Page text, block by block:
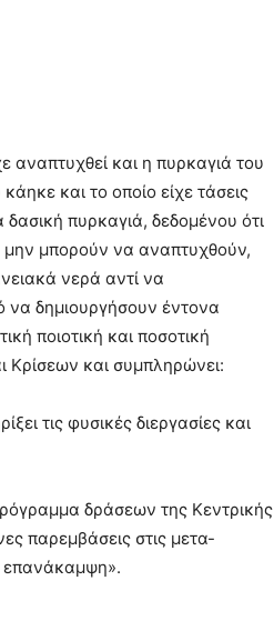
αναπτυχθεί και η πυρκαγιά του
και το οποίο είχε τάσεις
πυρκαγιά, δεδομένου ότι
μην μπορούν να αναπτυχθούν,
νερά αντί να
να δημιουργήσουν έντονα
ποιοτική και ποσοτική
Κρίσεων και συμπληρώνει:
τις φυσικές διεργασίες και
δράσεων της Κεντρικής
παρεμβάσεις στις μετα-
επανάκαμψη».